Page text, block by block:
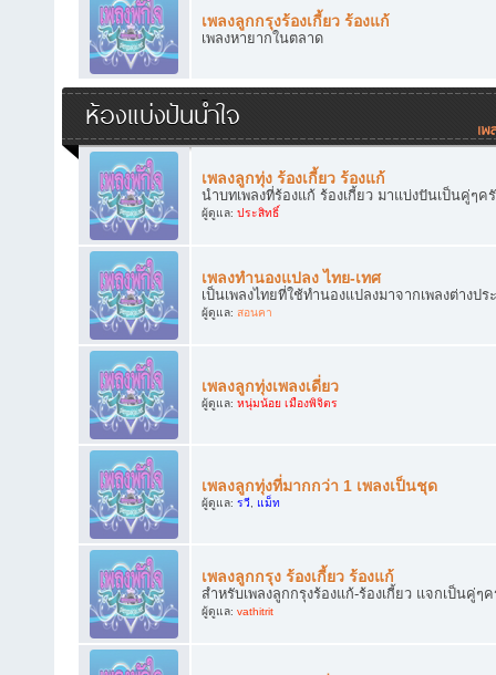
เพลงลูกกรุงร้องเกี้ยว ร้องแก้
เพลงหายากในตลาด
ห้องแบ่งปันน้ำใจ
เพลงลูกทุ่ง ร้องเกี้ยว ร้องแก้
นำบทเพลงที่ร้องแก้ ร้องเกี้ยว มาแบ่งปันเป็นคู่ๆค
ผู้ดูแล: ประสิทธิ์
เพลงทำนองแปลง ไทย-เทศ
เป็นเพลงไทยที่ใช้ทำนองแปลงมาจากเพลงต่างป
ผู้ดูแล: สอนคา
เพลงลูกทุ่งเพลงเดี่ยว
ผู้ดูแล: หนุ่มน้อย เมืองพิจิตร
เพลงลูกทุ่งที่มากกว่า 1 เพลงเป็นชุด
ผู้ดูแล: รวี, แม็ท
เพลงลูกกรุง ร้องเกี้ยว ร้องแก้
สำหรับเพลงลูกกรุงร้องแก้-ร้องเกี้ยว แจกเป็นคู่ๆ
ผู้ดูแล: vathitrit